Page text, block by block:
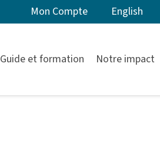
Mon Compte English
Guide et formation Notre impact